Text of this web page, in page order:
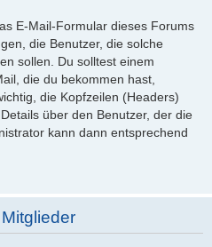
E-Mail-Formular dieses Forums
die Benutzer, die solche
sollen. Du solltest einem
die du bekommen hast,
die Kopfzeilen (Headers)
über den Benutzer, der die
kann dann entsprechend